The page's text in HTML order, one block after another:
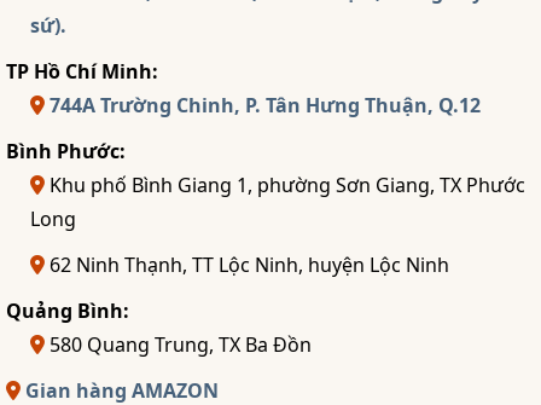
sứ).
TP Hồ Chí Minh:
744A Trường Chinh, P. Tân Hưng Thuận, Q.12
Bình Phước:
Khu phố Bình Giang 1, phường Sơn Giang, TX Phước
Long
62 Ninh Thạnh, TT Lộc Ninh, huyện Lộc Ninh
Quảng Bình:
580 Quang Trung, TX Ba Đồn
Gian hàng AMAZON